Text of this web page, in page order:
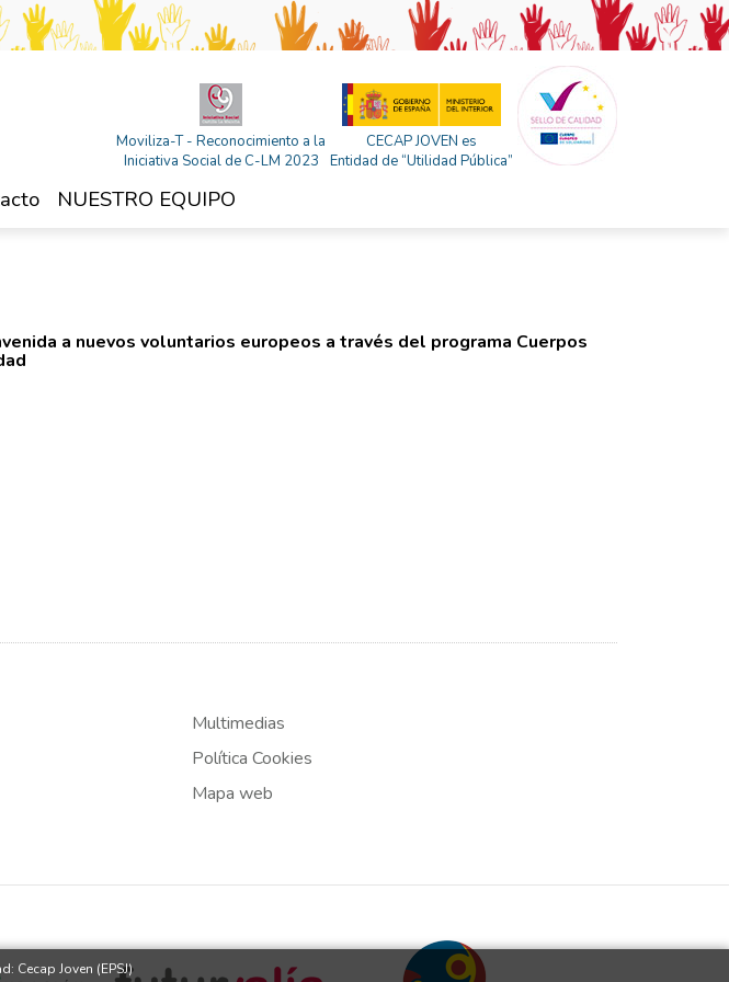
Moviliza-T - Reconocimiento a la
Iniciativa Social de C-LM 2023
CECAP JOVEN es
Entidad de “Utilidad Pública”
NUESTRO EQUIPO
a nuevos voluntarios europeos a través del programa Cuerpos
Multimedias
Política Cookies
Mapa web
Joven (EPSJ)